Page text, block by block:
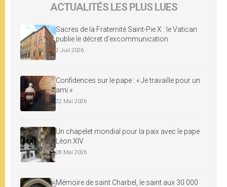
ACTUALITÉS LES PLUS LUES
Sacres de la Fraternité Saint-Pie X : le Vatican
publie le décret d’excommunication
2 Juil 2026
Confidences sur le pape : « Je travaille pour un
ami »
22 Mai 2026
Un chapelet mondial pour la paix avec le pape
Léon XIV
28 Mai 2026
Mémoire de saint Charbel, le saint aux 30 000